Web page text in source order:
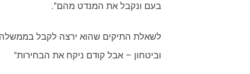
בעם ונקבל את המנדט מהם".
לשאלת התיקים שהוא ירצה לקבל בממשלה
וביטחון – אבל קודם ניקח את הבחירות"